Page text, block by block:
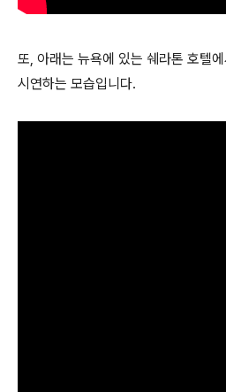
또, 아래는 뉴욕에 있는 쉐라톤 호텔
시연하는 모습입니다.